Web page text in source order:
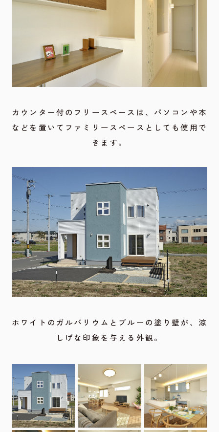
カウンター付のフリースペースは、パソコンや本
などを置いてファミリースペースとしても使用で
きます。
ホワイトのガルバリウムとブルーの塗り壁が、涼
しげな印象を与える外観。